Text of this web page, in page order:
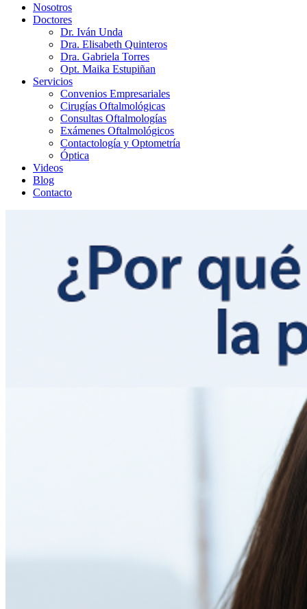
Nosotros
Doctores
Dr. Iván Unda
Dra. Elisabeth Quinteros
Dra. Gabriela Torres
Opt. Maika Estupiñan
Servicios
Convenios Empresariales
Cirugías Oftalmológicas
Consultas Oftalmologías
Exámenes Oftalmológicos
Contactología y Optometría
Óptica
Videos
Blog
Contacto